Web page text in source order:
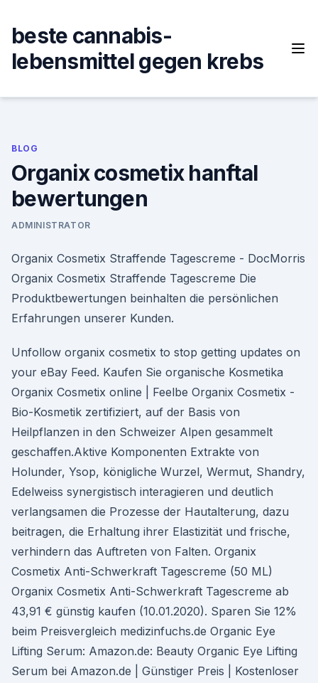
content
beste cannabis-
lebensmittel gegen krebs
BLOG
Organix cosmetix hanftal
bewertungen
ADMINISTRATOR
Organix Cosmetix Straffende Tagescreme - DocMorris
Organix Cosmetix Straffende Tagescreme Die
Produktbewertungen beinhalten die persönlichen
Erfahrungen unserer Kunden.
Unfollow organix cosmetix to stop getting updates on
your eBay Feed. Kaufen Sie organische Kosmetika
Organix Cosmetix online | Feelbe Organix Cosmetix -
Bio-Kosmetik zertifiziert, auf der Basis von
Heilpflanzen in den Schweizer Alpen gesammelt
geschaffen.Aktive Komponenten Extrakte von
Holunder, Ysop, königliche Wurzel, Wermut, Shandry,
Edelweiss synergistisch interagieren und deutlich
verlangsamen die Prozesse der Hautalterung, dazu
beitragen, die Erhaltung ihrer Elastizität und frische,
verhindern das Auftreten von Falten. Organix
Cosmetix Anti-Schwerkraft Tagescreme (50 ML)
Organix Cosmetix Anti-Schwerkraft Tagescreme ab
43,91 € günstig kaufen (10.01.2020). Sparen Sie 12%
beim Preisvergleich medizinfuchs.de Organic Eye
Lifting Serum: Amazon.de: Beauty Organic Eye Lifting
Serum bei Amazon.de | Günstiger Preis | Kostenloser